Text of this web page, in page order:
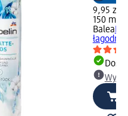
9,95 zł
150 ml
Balea